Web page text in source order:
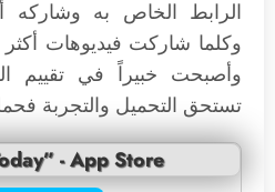
الرابط الخاص به وشاركه
وكلما شاركت فيديوهات
وأصبحت خبيراً في تقييم
تستحق التحميل والتجربة
- App Store